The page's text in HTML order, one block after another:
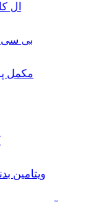
ال
بی سی
مکمل
ویتامین